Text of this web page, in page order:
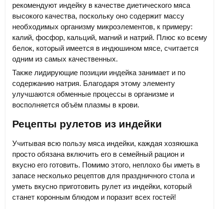
рекомендуют индейку в качестве диетического мяса
высокого качества, поскольку оно содержит массу
необходимых организму микроэлементов, к примеру:
калий, фосфор, кальций, магний и натрий. Плюс ко всему
белок, который имеется в индюшином мясе, считается
одним из самых качественных.
Также лидирующие позиции индейка занимает и по
содержанию натрия. Благодаря этому элементу
улучшаются обменные процессы в организме и
восполняется объём плазмы в крови.
Рецепты рулетов из индейки
Учитывая всю пользу мяса индейки, каждая хозяюшка
просто обязана включить его в семейный рацион и
вкусно его готовить. Помимо этого, неплохо бы иметь в
запасе несколько рецептов для праздничного стола и
уметь вкусно приготовить рулет из индейки, который
станет коронным блюдом и поразит всех гостей!